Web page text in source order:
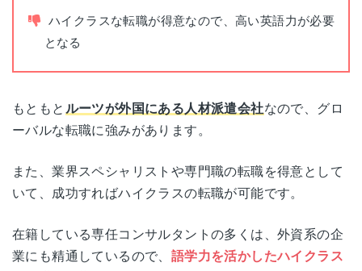
COCON烏丸4階
広島
広島県広島市東区若草町12-1
アクティブインターシティ広島8階
福岡
福岡県福岡市博多区博多駅中央街8-1
JRJP博多ビル3階
各拠点の詳細なアクセスはこちら
ハイクラスな転職が得意なので、高い英語力が必要
となる
もともと ルーツが外国にある人材派遣会社なので、グロ
ーバルな転職に強みがあります。
また、業界スペシャリストや専門職の転職を得意として
いて、成功すればハイクラスの転職が可能です。
在籍している専任コンサルタントの多くは、外資系の企
業にも精通しているので、 語学力を活かしたハイクラス